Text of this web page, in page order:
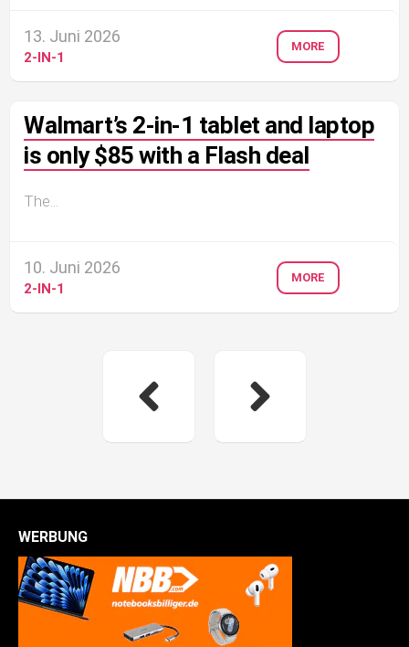
13. Juni 2026
2-IN-1
MORE
Walmart’s 2-in-1 tablet and laptop
is only $85 with a Flash deal
The...
10. Juni 2026
2-IN-1
MORE
WERBUNG